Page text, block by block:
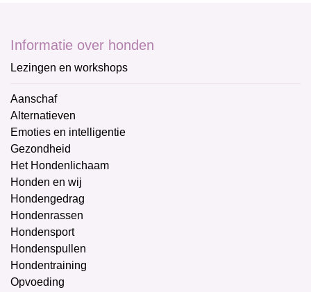
Informatie over honden
Lezingen en workshops
Aanschaf
Alternatieven
Emoties en intelligentie
Gezondheid
Het Hondenlichaam
Honden en wij
Hondengedrag
Hondenrassen
Hondensport
Hondenspullen
Hondentraining
Opvoeding